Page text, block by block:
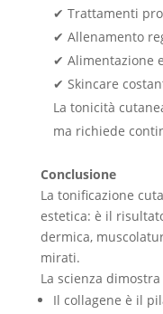
✔ Trattamenti
✔ Allenamento
✔ Alimentazione
✔ Skincare
La tonicità
ma richiede
Conclusione
La tonificazione
estetica: è il
dermica,
mirati.
La scienza dimostra
Il collagene è il